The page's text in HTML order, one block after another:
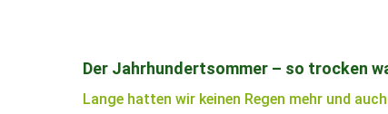
Der Jahrhundertsommer – so trocken
Lange hatten wir keinen Regen mehr und